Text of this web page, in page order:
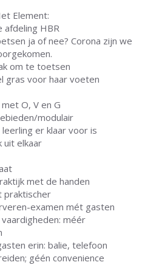
Element:
afdeling HBR
ja of nee? Corona zijn we
om te toetsen
gras voor haar voeten
O, V en G
modulair
er klaar voor is
uit elkaar
met de handen
praktischer
examen mét gasten
méér
erin: balie, telefoon
géén convenience